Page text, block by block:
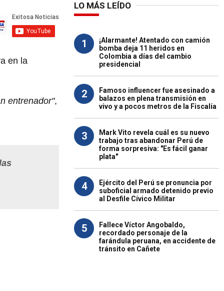
en la
entrenador",
LO MÁS LEÍDO
1
¡Alarmante! Atentado con camión
bomba deja 11 heridos en
Colombia a días del cambio
presidencial
2
Famoso influencer fue asesinado a
balazos en plena transmisión en
vivo y a pocos metros de la Fiscalía
3
Mark Vito revela cuál es su nuevo
trabajo tras abandonar Perú de
forma sorpresiva: "Es fácil ganar
plata"
4
Ejército del Perú se pronuncia por
suboficial armado detenido previo
al Desfile Cívico Militar
5
Fallece Víctor Angobaldo,
recordado personaje de la
farándula peruana, en accidente de
tránsito en Cañete